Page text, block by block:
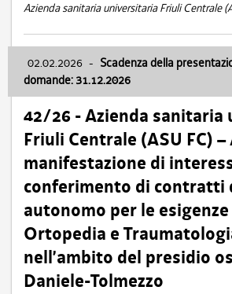
Azienda sanitaria universitaria Friuli Centrale
02.02.2026 - Scadenza della
domande: 31.12.2026
42/26 - Azienda sanitaria
Friuli Centrale (ASU FC) –
manifestazione di
conferimento di contratti
autonomo per le
Ortopedia e
nell’ambito del presidio
Daniele-Tolmezzo